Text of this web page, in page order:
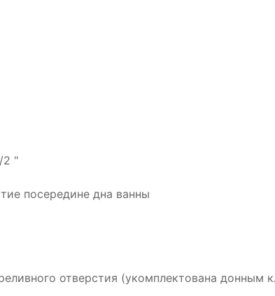
2 "
посередине дна ванны
отверстия (укомплектована донным